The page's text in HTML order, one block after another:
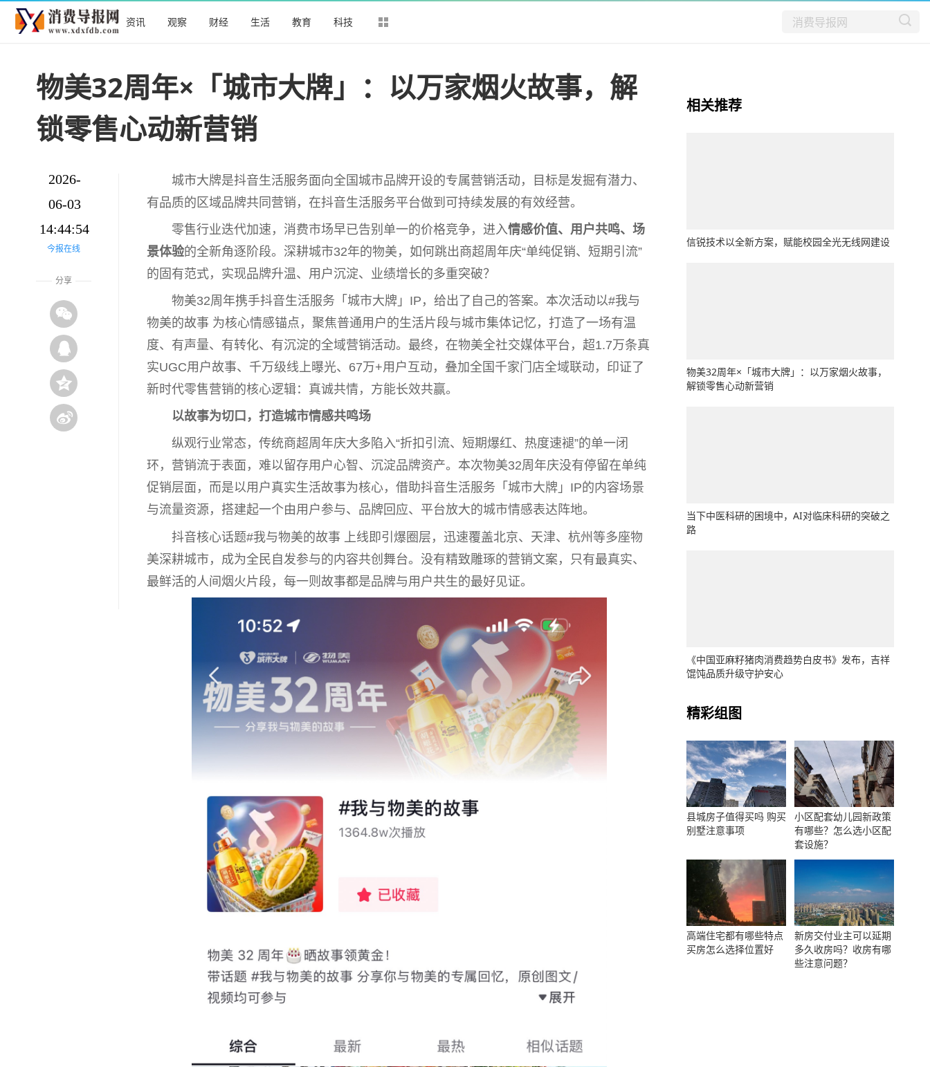
资讯 观察 财经 生活 教育 科技
物美32周年×「城市大牌」：以万家烟火故事，解
锁零售心动新营销
2026-
06-03
14:44:54
今报在线
分享
城市大牌是抖音生活服务面向全国城市品牌开设的专属营销活动，目标是发掘有潜力、
有品质的区域品牌共同营销，在抖音生活服务平台做到可持续发展的有效经营。
零售行业迭代加速，消费市场早已告别单一的价格竞争，进入情感价值、用户共鸣、场
景体验的全新角逐阶段。深耕城市32年的物美，如何跳出商超周年庆“单纯促销、短期引流”
的固有范式，实现品牌升温、用户沉淀、业绩增长的多重突破？
物美32周年携手抖音生活服务「城市大牌」IP，给出了自己的答案。本次活动以#我与
物美的故事 为核心情感锚点，聚焦普通用户的生活片段与城市集体记忆，打造了一场有温
度、有声量、有转化、有沉淀的全域营销活动。最终，在物美全社交媒体平台 ，超1.7万条真
实UGC用户故事、千万级线上曝光、67万+用户互动，叠加全国千家门店全域联动，印证了
新时代零售营销的核心逻辑：真诚共情，方能长效共赢。
以故事为切口，打造城市情感共鸣场
纵观行业常态，传统商超周年庆大多陷入“折扣引流、短期爆红、热度速褪”的单一闭
环，营销流于表面，难以留存用户心智、沉淀品牌资产。本次物美32周年庆没有停留在单纯
促销层面，而是以用户真实生活故事为核心，借助抖音生活服务「城市大牌」IP的内容场景
与流量资源，搭建起一个由用户参与、品牌回应、 平台放大的城市情感表达阵地。
抖音核心话题#我与物美的故事 上线即引爆圈层，迅速覆盖北京、天津、杭州等多座物
美深耕城市，成为全民自发参与的内容共创舞台。没有精致雕琢的营销文案，只有最真实、
最鲜活的人间 烟 火片段，每一则故事都是品牌与用户共生的最好见证。
相关推荐
信锐技术以全新方案，赋能校园全光无线网建设
物美32周年×「城市大牌」：以万家烟火故事，
解锁零售心动新营销
当下中医科研的困境中，AI对临床科研的突破之
路
《中国亚麻籽猪肉消费趋势白皮书》发布，吉祥
馄饨品质升级守护安心
精彩组图
县城房子值得买吗 购买
别墅注意事项
小区配套幼儿园新政策
有哪些？怎么选小区配
套设施？
高端住宅都有哪些特点
买房怎么选择位置好
新房交付业主可以延期
多久收房吗？收房有哪
些注意问题？